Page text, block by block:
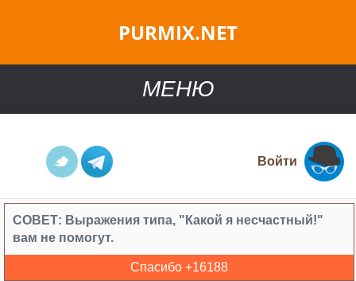
PURMIX.NET
МЕНЮ
Войти
СОВЕТ: Выражения типа, "Какой я несчастный!"
вам не помогут.
Спасибо +16188